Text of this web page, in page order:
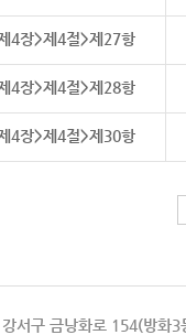
4장>제4절>제27항
4장>제4절>제28항
4장>제4절>제30항
서구 금낭화로 154(방화3